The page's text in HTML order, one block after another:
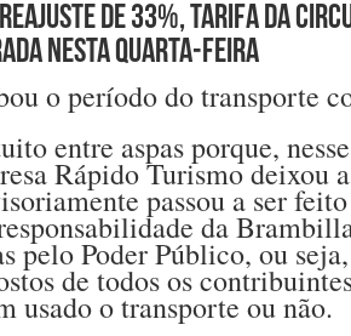
reajuste de 33%, tarifa da
nesta quarta-feira
o período do transporte
entre aspas porque,
Rápido Turismo deixou
passou a ser
da
pelo Poder Público, ou
de todos os
usado o transporte ou não.